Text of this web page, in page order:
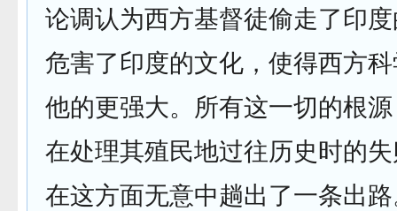
论调认为西方基督徒偷走了印
危害了印度的文化，使得西方
他的更强大。所有这一切的根
在处理其殖民地过往历史时的
在这方面无意中趟出了一条出